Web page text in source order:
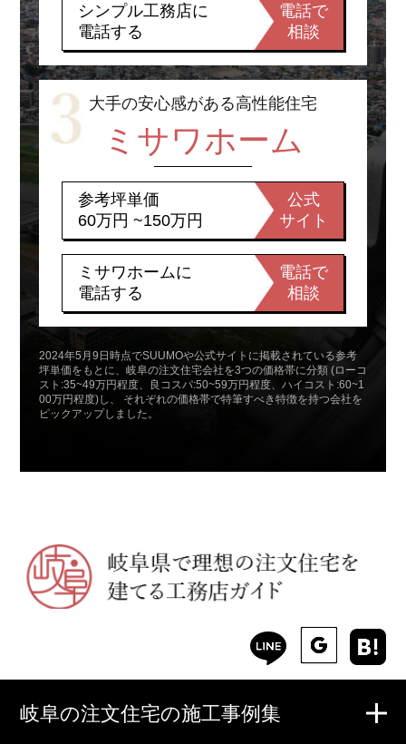
シンプル工務店に
電話する
電話で
相談
大手の安心感がある高性能住宅
ミサワホーム
参考坪単価
60万円 ~150万円
公式
サイト
ミサワホームに
電話する
電話で
相談
2024年5月9日時点でSUUMOや公式サイトに掲載されている参考
坪単価をもとに、岐阜の注文住宅会社を3つの価格帯に分類 (ローコ
スト:35~49万円程度、良コスパ:50~59万円程度、ハイコスト:60~1
00万円程度)し、 それぞれの価格帯で特筆すべき特徴を持つ会社を
ピックアップしました。
岐阜の注文住宅の施工事例集